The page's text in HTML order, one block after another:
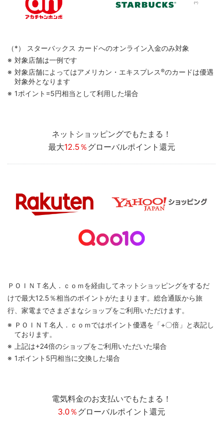
スターバックス カードへのオンライン入金のみ対象
対象店舗は一例です
対象店舗によってはアメリカン・エキスプレス®のカードは優遇
対象外となります
1ポイント=5円相当として利用した場合
ネットショッピングでもたまる！
最大12.5％グローバルポイント還元
ＰＯＩＮＴ名人．ｃｏｍを経由してネットショッピングをするだ
けで最大12.5％相当のポイントがたまります。総合通販から旅
行、家電までさまざまなショップをご利用いただけます。
ＰＯＩＮＴ名人．ｃｏｍではポイント優遇を「+〇倍」と表記し
ております。
上記は+24倍のショップをご利用いただいた場合
1ポイント5円相当に交換した場合
電気料金のお支払いでもたまる！
3.0％グローバルポイント還元